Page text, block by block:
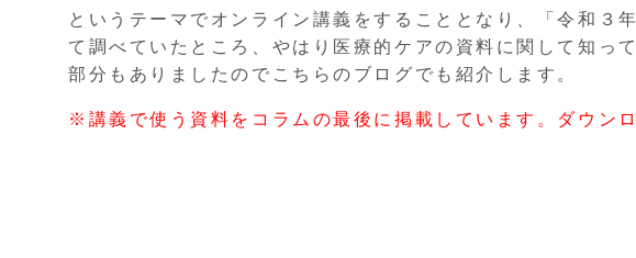
というテーマでオンライン講義をすることとなり、「令和３
て調べていたところ、やはり医療的ケアの資料に関して知っ
部分もありましたのでこちらのブログでも紹介します。
※講義で使う資料をコラムの最後に掲載しています。ダウン